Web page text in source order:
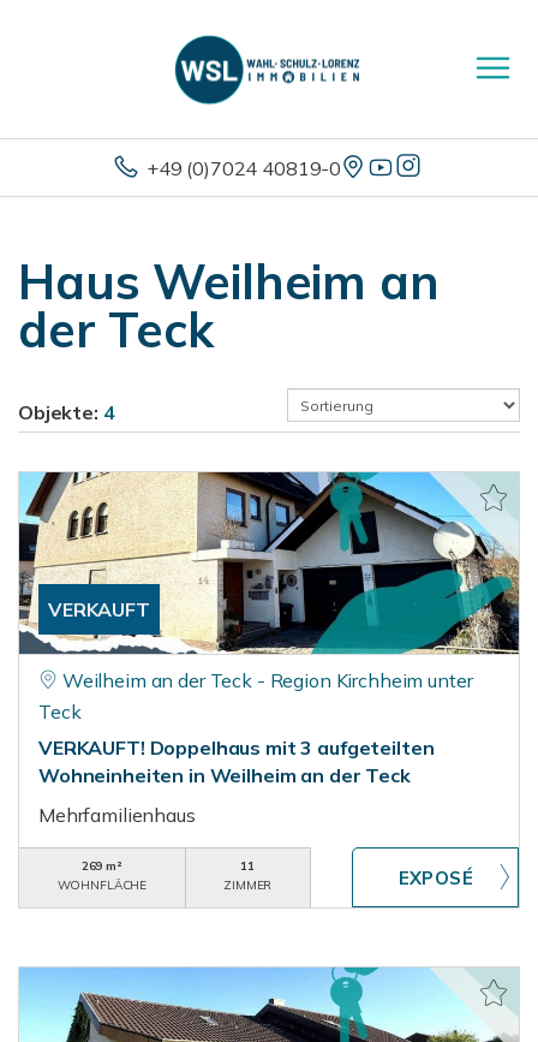
+49 (0)7024 40819-0
Haus Weilheim an
der Teck
Objekte: 4
VERKAUFT
Weilheim an der Teck - Region Kirchheim unter
Teck
VERKAUFT! Doppelhaus mit 3 aufgeteilten
Wohneinheiten in Weilheim an der Teck
Mehrfamilienhaus
269 m²
WOHNFLÄCHE
11
ZIMMER